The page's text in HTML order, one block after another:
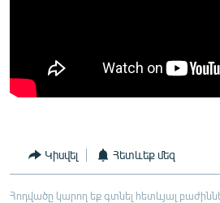
Կիսվել Հետևեք մեզ
Հոդվածը կարող եք գտնել հետևյալ